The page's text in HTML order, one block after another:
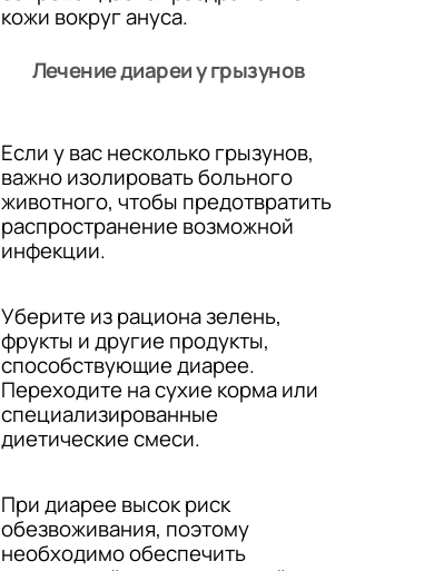
кожи вокруг ануса.
Лечение диареи у грызунов
Если у вас несколько грызунов,
важно изолировать больного
животного, чтобы предотвратить
распространение возможной
инфекции.
Уберите из рациона зелень,
фрукты и другие продукты,
способствующие диарее.
Переходите на сухие корма или
специализированные
диетические смеси.
При диарее высок риск
обезвоживания, поэтому
необходимо обеспечить